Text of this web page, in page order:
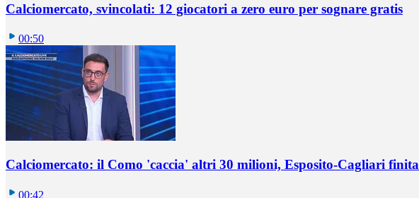
Calciomercato, svincolati: 12 giocatori a zero euro per sognare gratis
00:50
Calciomercato: il Como 'caccia' altri 30 milioni, Esposito-Cagliari finita
00:42